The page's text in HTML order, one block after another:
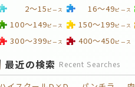
2～15 ピース 16～49ピース
100～149ピース 150～199ピース
300～399ピース 400～450ピース
最近の検索 Recent Searches